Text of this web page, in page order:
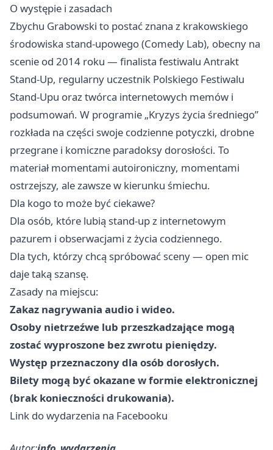
O występie i zasadach
Zbychu Grabowski to postać znana z krakowskiego
środowiska stand-upowego (Comedy Lab), obecny na
scenie od 2014 roku — finalista festiwalu Antrakt
Stand-Up, regularny uczestnik Polskiego Festiwalu
Stand-Upu oraz twórca internetowych memów i
podsumowań. W programie „Kryzys życia średniego”
rozkłada na części swoje codzienne potyczki, drobne
przegrane i komiczne paradoksy dorosłości. To
materiał momentami autoironiczny, momentami
ostrzejszy, ale zawsze w kierunku śmiechu.
Dla kogo to może być ciekawe?
Dla osób, które lubią stand-up z internetowym
pazurem i obserwacjami z życia codziennego.
Dla tych, którzy chcą spróbować sceny — open mic
daje taką szansę.
Zasady na miejscu:
Zakaz nagrywania audio i wideo.
Osoby nietrzeźwe lub przeszkadzające mogą
zostać wyproszone bez zwrotu pieniędzy.
Występ przeznaczony dla osób dorosłych.
Bilety mogą być okazane w formie elektronicznej
(brak konieczności drukowania).
Link do wydarzenia na Facebooku